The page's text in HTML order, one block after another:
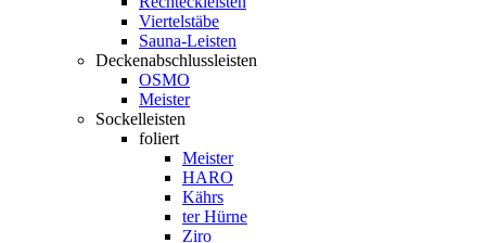
Viertelstäbe
Sauna-Leisten
Deckenabschlussleisten
OSMO
Meister
Sockelleisten
foliert
Meister
HARO
Kährs
ter Hürne
Ziro